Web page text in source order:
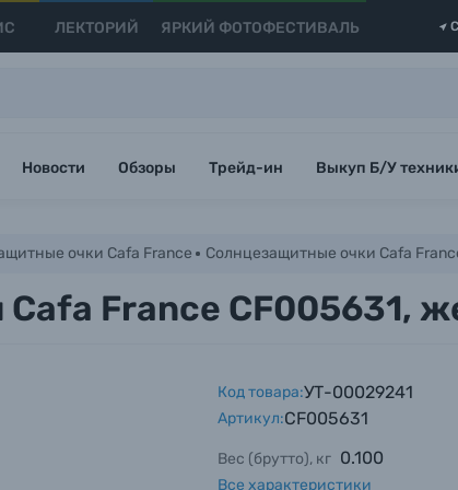
ЛЕКТОРИЙ ЯРКИЙ ФОТОФЕСТИВАЛЬ
Новости Обзоры Трейд-ин Выкуп Б/У
очки Cafa France Солнцезащитные очки Cafa
France CF005631,
Код товара:УТ-00029241
Артикул:CF005631
Вес (брутто), кг 0.100
Все характеристики